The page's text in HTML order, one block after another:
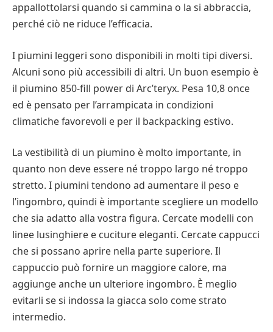
appallottolarsi quando si cammina o la si abbraccia,
perché ciò ne riduce l’efficacia.
I piumini leggeri sono disponibili in molti tipi diversi.
Alcuni sono più accessibili di altri. Un buon esempio è
il piumino 850-fill power di Arc’teryx. Pesa 10,8 once
ed è pensato per l’arrampicata in condizioni
climatiche favorevoli e per il backpacking estivo.
La vestibilità di un piumino è molto importante, in
quanto non deve essere né troppo largo né troppo
stretto. I piumini tendono ad aumentare il peso e
l’ingombro, quindi è importante scegliere un modello
che sia adatto alla vostra figura. Cercate modelli con
linee lusinghiere e cuciture eleganti. Cercate cappucci
che si possano aprire nella parte superiore. Il
cappuccio può fornire un maggiore calore, ma
aggiunge anche un ulteriore ingombro. È meglio
evitarli se si indossa la giacca solo come strato
intermedio.